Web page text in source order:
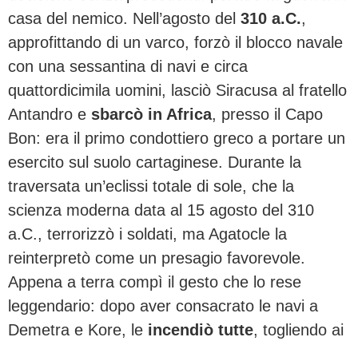
casa del nemico. Nell’agosto del 310 a.C.,
approfittando di un varco, forzò il blocco navale
con una sessantina di navi e circa
quattordicimila uomini, lasciò Siracusa al fratello
Antandro e sbarcò in Africa, presso il Capo
Bon: era il primo condottiero greco a portare un
esercito sul suolo cartaginese. Durante la
traversata un’eclissi totale di sole, che la
scienza moderna data al 15 agosto del 310
a.C., terrorizzò i soldati, ma Agatocle la
reinterpretò come un presagio favorevole.
Appena a terra compì il gesto che lo rese
leggendario: dopo aver consacrato le navi a
Demetra e Kore, le incendiò tutte, togliendo ai